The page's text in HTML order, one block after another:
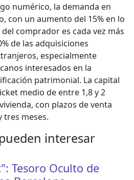
numérico, la demanda en
con un aumento del 15% en lo
comprador es cada vez más
de las adquisiciones
especialmente
interesados en la
patrimonial. La capital
medio de entre 1,8 y 2
con plazos de venta
tres meses.
interesar
Tesoro Oculto de